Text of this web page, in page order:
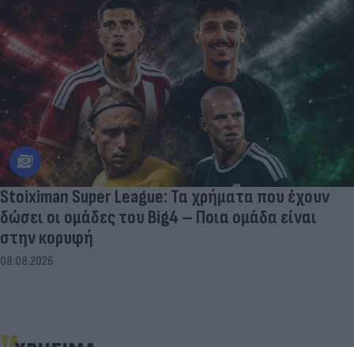
Stoiximan Super League: Τα χρήματα που έχουν
δώσει οι ομάδες του Big4 – Ποια ομάδα είναι
στην κορυφή
08.08.2026